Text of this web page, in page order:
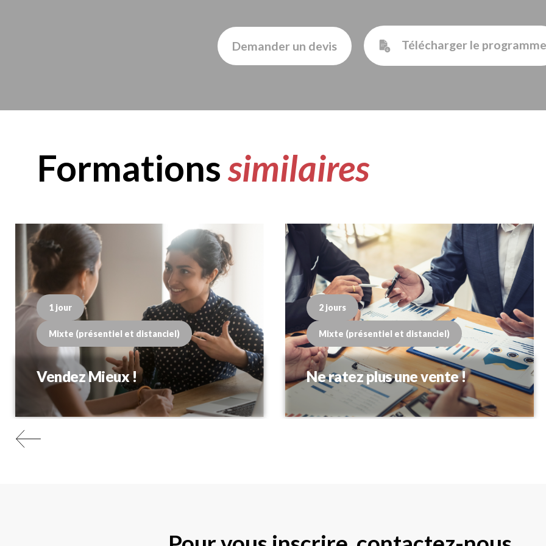
Demander un devis Télécharger le programme
Formationssimilaires
1 jour
Mixte (présentiel et distanciel)
Vendez Mieux !
2 jours
Mixte (présentiel et distanciel)
Ne ratez plus une vente !